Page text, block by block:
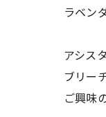
ラベン
アシス
ブリー
ご興味